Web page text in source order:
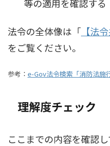
等の適用を確認する
法令の全体像は「 【法
をご覧ください。
参考： e-Gov法令検索「消防法施
理解度チェック
ここまでの内容を確認し